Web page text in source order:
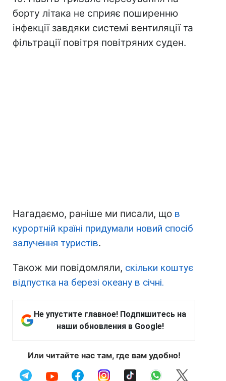
борту літака не сприяє поширенню
інфекції завдяки системі вентиляції та
фільтрації повітря повітряних суден.
Нагадаємо, раніше ми писали, що в
курортній країні придумали новий спосіб
залучення туристів.
Також ми повідомляли, скільки коштує
відпустка на березі океану в січні.
Не упустите главное! Подпишитесь на
наши обновления в Google!
Или читайте нас там, где вам удобно!